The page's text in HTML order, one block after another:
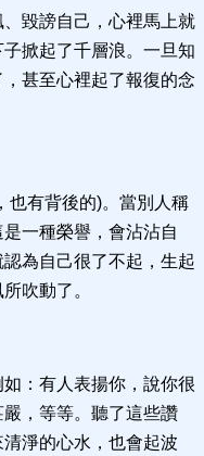
毀謗自己，心裡馬上就
掀起了千層浪。一旦知
甚至心裡起了報復的念
也有背後的)。當別人稱
一種榮譽，會沾沾自
為自己很了不起，生起
吹動了。
：有人表揚你，說你很
，等等。聽了這些讚
淨的心水，也會起波